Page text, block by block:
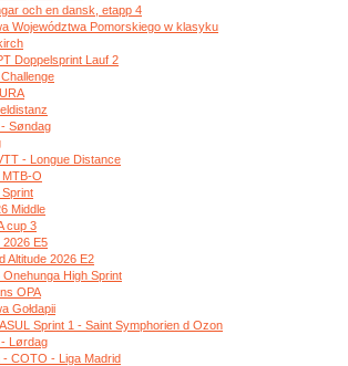
och en dansk, etapp 4
Województwa Pomorskiego w klasyku
Doppelsprint Lauf 2
Søndag
- Longue Distance
MTB-O
Middle
cup 3
E5
Altitude 2026 E2
High Sprint
OPA
Gołdapii
Sprint 1 - Saint Symphorien d Ozon
- Lørdag
- COTO - Liga Madrid